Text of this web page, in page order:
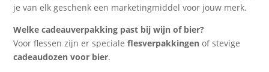
je van elk geschenk een marketingmiddel voor jouw merk.
Welke cadeauverpakking past bij wijn of bier?
Voor flessen zijn er specialeflesverpakkingen of stevige
cadeaudozen voor bier.